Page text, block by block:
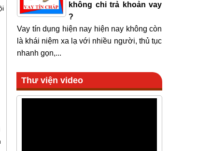
không chi trả khoản vay
?
Vay tín dụng hiện nay hiện nay không còn
là khái niệm xa lạ với nhiều người, thủ tục
nhanh gọn,...
Thư viện video